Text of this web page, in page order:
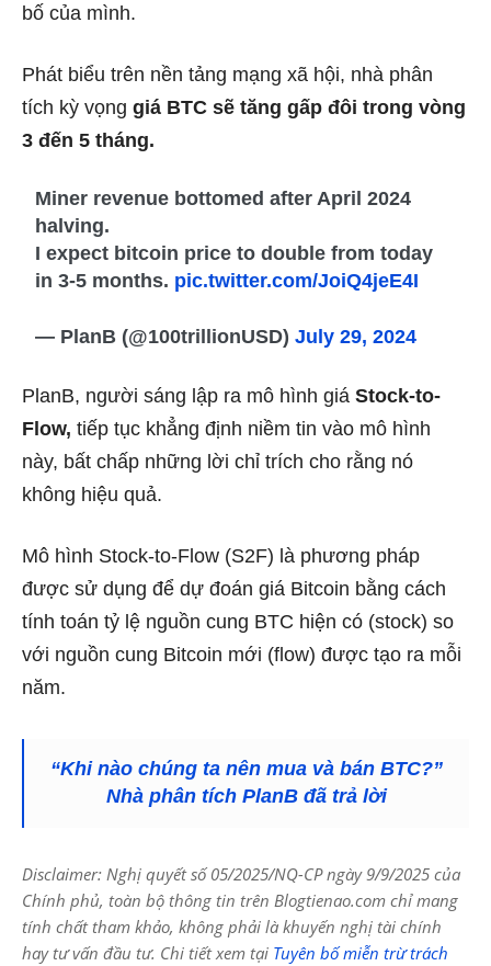
bố của mình.
Phát biểu trên nền tảng mạng xã hội, nhà phân
tích kỳ vọng giá BTC sẽ tăng gấp đôi trong vòng
3 đến 5 tháng.
Miner revenue bottomed after April 2024
halving.
I expect bitcoin price to double from today
in 3-5 months. pic.twitter.com/JoiQ4jeE4I
— PlanB (@100trillionUSD)July 29, 2024
PlanB, người sáng lập ra mô hình giá Stock-to-
Flow, tiếp tục khẳng định niềm tin vào mô hình
này, bất chấp những lời chỉ trích cho rằng nó
không hiệu quả.
Mô hình Stock-to-Flow (S2F) là phương pháp
được sử dụng để dự đoán giá Bitcoin bằng cách
tính toán tỷ lệ nguồn cung BTC hiện có (stock) so
với nguồn cung Bitcoin mới (flow) được tạo ra mỗi
năm.
“Khi nào chúng ta nên mua và bán BTC?”
Nhà phân tích PlanB đã trả lời
Disclaimer: Nghị quyết số 05/2025/NQ-CP ngày 9/9/2025 của
Chính phủ, toàn bộ thông tin trên Blogtienao.com chỉ mang
tính chất tham khảo, không phải là khuyến nghị tài chính
hay tư vấn đầu tư. Chi tiết xem tại Tuyên bố miễn trừ trách